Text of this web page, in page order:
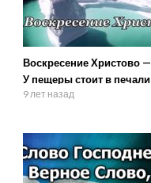
Воскресение Христово —
У пещеры стоит в печали
9 лет назад